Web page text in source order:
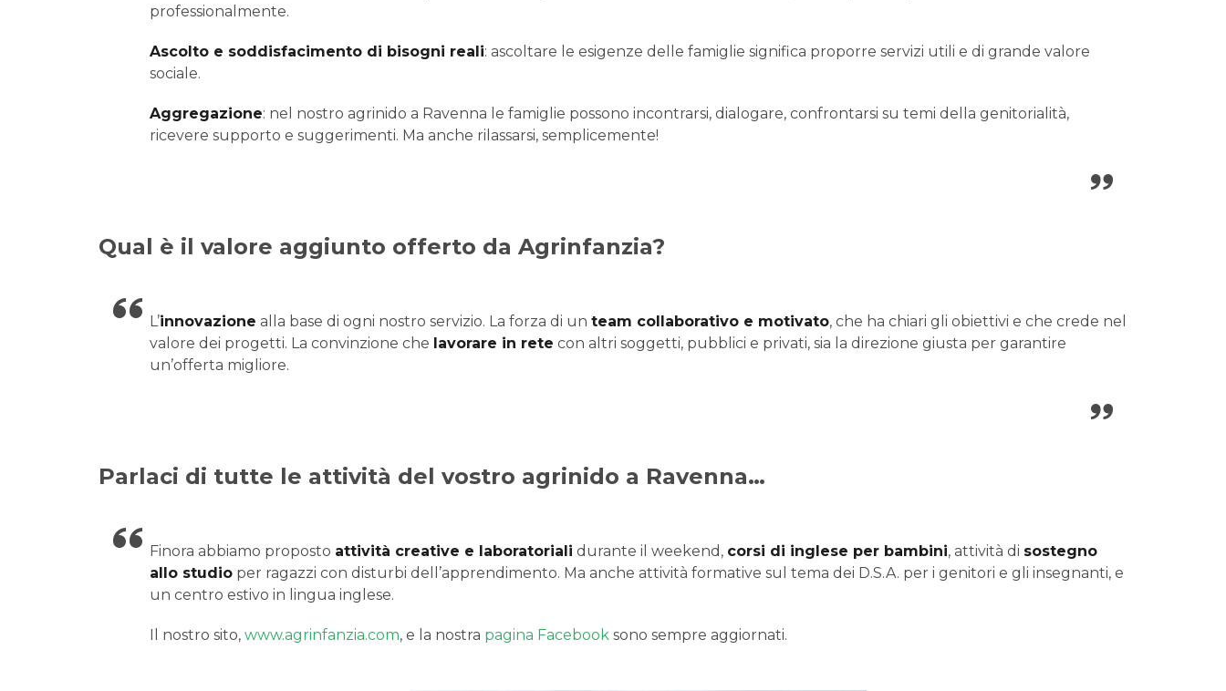
professionalmente.
Ascolto e soddisfacimento di bisogni reali: ascoltare le esigenze delle famiglie significa proporre servizi utili e di grande valore
sociale.
Aggregazione: nel nostro agrinido a Ravenna le famiglie possono incontrarsi, dialogare, confrontarsi su temi della genitorialità,
ricevere supporto e suggerimenti. Ma anche rilassarsi, semplicemente!
Qual è il valore aggiunto offerto da Agrinfanzia?
L’innovazione alla base di ogni nostro servizio. La forza di un team collaborativo e motivato, che ha chiari gli obiettivi e che crede nel
valore dei progetti. La convinzione che lavorare in rete con altri soggetti, pubblici e privati, sia la direzione giusta per garantire
un’offerta migliore.
Parlaci di tutte le attività del vostro agrinido a Ravenna…
Finora abbiamo proposto attività creative e laboratoriali durante il weekend, corsi di inglese per bambini, attività di sostegno
allo studio per ragazzi con disturbi dell’apprendimento. Ma anche attività formative sul tema dei D.S.A. per i genitori e gli insegnanti, e
un centro estivo in lingua inglese.
Il nostro sito, www.agrinfanzia.com, e la nostra pagina Facebook sono sempre aggiornati.